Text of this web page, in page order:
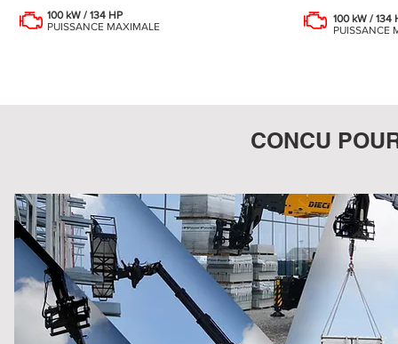
PUISSANCE MAXIMALE
100 kW / 134 HP
100 kW / 134
PUISSANCE
CONCU